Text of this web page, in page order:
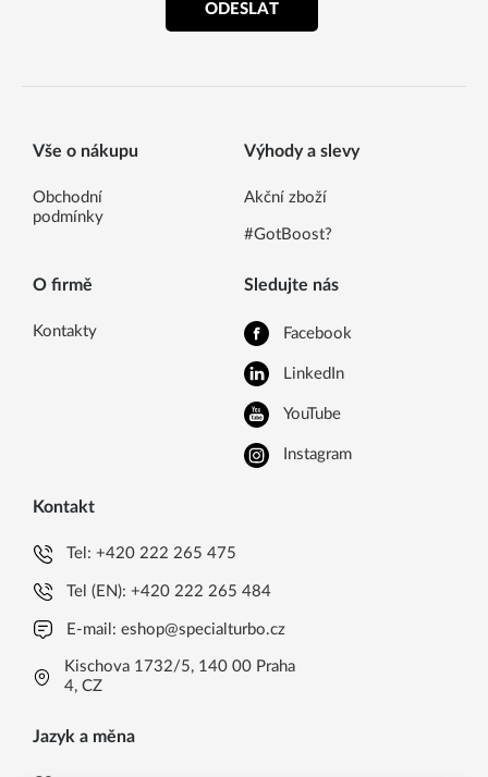
ODESLAT
Vše o nákupu
Obchodní
podmínky
Výhody a slevy
Akční zboží
#GotBoost?
O firmě
Kontakty
Sledujte nás
Facebook
LinkedIn
YouTube
Instagram
Kontakt
Tel:+420 222 265 475
Tel (EN):+420 222 265 484
E-mail:eshop@specialturbo.cz
Kischova 1732/5, 140 00 Praha
4, CZ
Jazyk a měna